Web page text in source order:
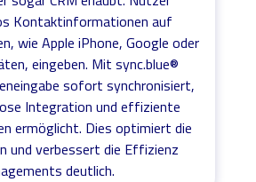
Kontaktinformationen auf
wie Apple iPhone, Google oder
eingeben. Mit sync.blue®
sofort synchronisiert,
Integration und effiziente
ermöglicht. Dies optimiert die
und verbessert die Effizienz
deutlich.